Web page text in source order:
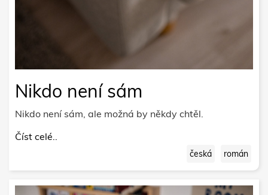
Nikdo není sám
Nikdo není sám, ale možná by někdy chtěl.
Číst celé..
česká román